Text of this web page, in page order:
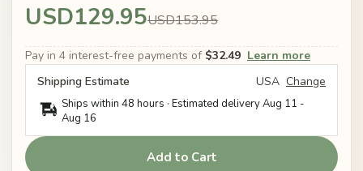
USD129.95USD153.95
Pay in 4 interest-free payments of $32.49 Learn more
Shipping Estimate
USA Change
Ships within 48 hours · Estimated deliveryAug 11 -
Aug 16
Add to Cart